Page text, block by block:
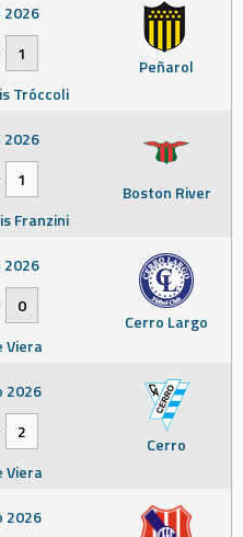
Peñarol
2026
1
Tróccoli
Boston River
2026
1
Franzini
Cerro Largo
2026
0
Viera
Cerro
2026
2
Viera
2026